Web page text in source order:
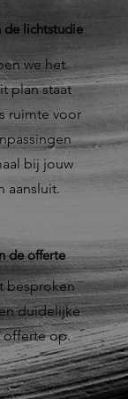
de lichtstudie
we het
plan staat
ruimte voor
bij jouw
aansluit.
de offerte
besproken
duidelijke
offerte op.